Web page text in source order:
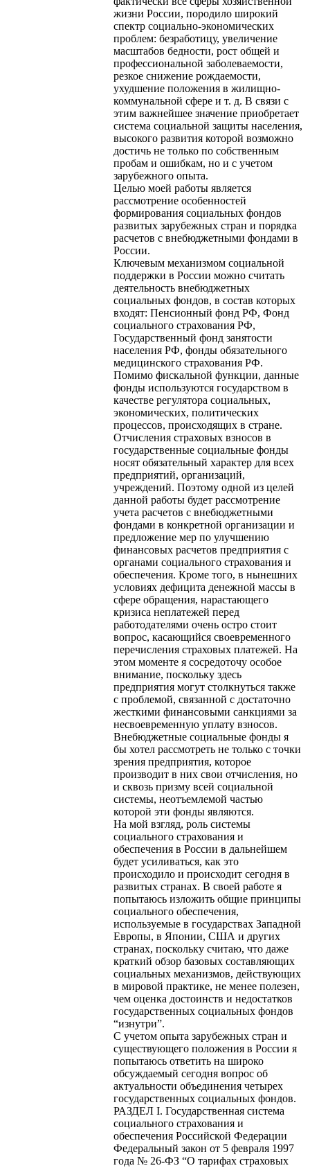
жизни России, породило широкий
спектр социально-экономических
проблем: безработицу, увеличение
масштабов бедности, рост общей и
профессиональной заболеваемости,
резкое снижение рождаемости,
ухудшение положения в жилищно-
коммунальной сфере и т. д. В связи с
этим важнейшее значение приобретает
система социальной защиты населения,
высокого развития которой возможно
достичь не только по собственным
пробам и ошибкам, но и с учетом
зарубежного опыта.
Целью моей работы является
рассмотрение особенностей
формирования социальных фондов
развитых зарубежных стран и порядка
расчетов с внебюджетными фондами в
России.
Ключевым механизмом социальной
поддержки в России можно считать
деятельность внебюджетных
социальных фондов, в состав которых
входят: Пенсионный фонд РФ, Фонд
социального страхования РФ,
Государственный фонд занятости
населения РФ, фонды обязательного
медицинского страхования РФ.
Помимо фискальной функции, данные
фонды используются государством в
качестве регулятора социальных,
экономических, политических
процессов, происходящих в стране.
Отчисления страховых взносов в
государственные социальные фонды
носят обязательный характер для всех
предприятий, организаций,
учреждений. Поэтому одной из целей
данной работы будет рассмотрение
учета расчетов с внебюджетными
фондами в конкретной организации и
предложение мер по улучшению
финансовых расчетов предприятия с
органами социального страхования и
обеспечения. Кроме того, в нынешних
условиях дефицита денежной массы в
сфере обращения, нарастающего
кризиса неплатежей перед
работодателями очень остро стоит
вопрос, касающийся своевременного
перечисления страховых платежей. На
этом моменте я сосредоточу особое
внимание, поскольку здесь
предприятия могут столкнуться также
с проблемой, связанной с достаточно
жесткими финансовыми санкциями за
несвоевременную уплату взносов.
Внебюджетные социальные фонды я
бы хотел рассмотреть не только с точки
зрения предприятия, которое
производит в них свои отчисления, но
и сквозь призму всей социальной
системы, неотъемлемой частью
которой эти фонды являются.
На мой взгляд, роль системы
социального страхования и
обеспечения в России в дальнейшем
будет усиливаться, как это
происходило и происходит сегодня в
развитых странах. В своей работе я
попытаюсь изложить общие принципы
социального обеспечения,
используемые в государствах Западной
Европы, в Японии, США и других
странах, поскольку считаю, что даже
краткий обзор базовых составляющих
социальных механизмов, действующих
в мировой практике, не менее полезен,
чем оценка достоинств и недостатков
государственных социальных фондов
“изнутри”.
С учетом опыта зарубежных стран и
существующего положения в России я
попытаюсь ответить на широко
обсуждаемый сегодня вопрос об
актуальности объединения четырех
государственных социальных фондов.
РАЗДЕЛ I. Государственная система
социального страхования и
обеспечения Российской Федерации
Федеральный закон от 5 февраля 1997
года № 26-ФЗ “О тарифах страховых